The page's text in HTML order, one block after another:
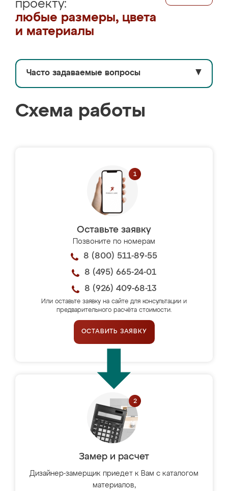
проекту:
любые размеры, цвета
и материалы
Часто задаваемые вопросы ▼
Схема работы
Оставьте заявку
Позвоните по номерам
8 (800) 511-89-55
8 (495) 665-24-01
8 (926) 409-68-13
Или оставьте заявку на сайте для консультации и
предварительного расчёта стоимости.
ОСТАВИТЬ ЗАЯВКУ
Замер и расчет
Дизайнер-замерщик приедет к Вам с каталогом
материалов,